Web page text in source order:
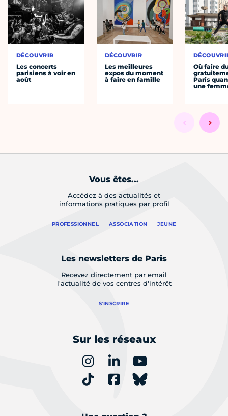
DÉCOUVRIR
Les concerts
parisiens à voir en
août
DÉCOUVRIR
Les meilleures
expos du moment
à faire en famille
Où faire
Paris
une
Vous êtes...
Accédez à des actualités et
informations pratiques par profil
PROFESSIONNEL ASSOCIATION JEUNE
Les newsletters de Paris
Recevez directement par email
l'actualité de vos centres d'intérêt
S'INSCRIRE
Sur les réseaux